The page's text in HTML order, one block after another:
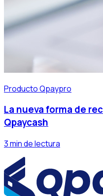
Producto Qpaypro
La nueva forma de
Qpaycash
3 min de lectura